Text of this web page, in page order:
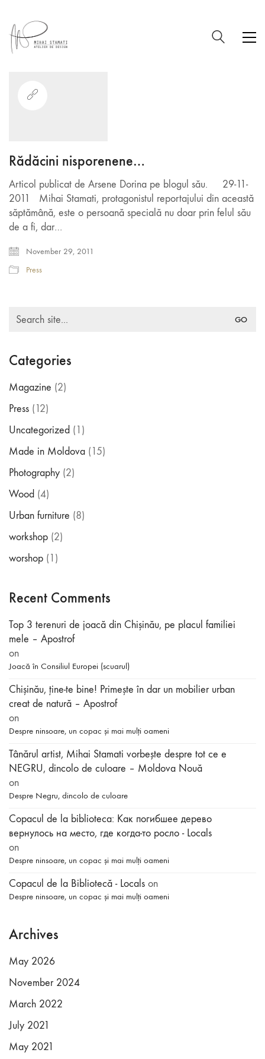
Rădăcini nisporenene…
Articol publicat de Arsene Dorina pe blogul său. 29-11-
2011 Mihai Stamati, protagonistul reportajului din această
săptămână, este o persoană specială nu doar prin felul său
de a fi, dar…
November 29, 2011
Press
Search
Categories
Magazine (2)
Press (12)
Uncategorized (1)
Made in Moldova (15)
Photography (2)
Wood (4)
Urban furniture (8)
workshop (2)
worshop (1)
Recent Comments
Top 3 terenuri de joacă din Chișinău, pe placul familiei
mele – Apostrof
on
Joacă în Consiliul Europei (scuarul)
Chișinău, ține-te bine! Primește în dar un mobilier urban
creat de natură – Apostrof
on
Despre ninsoare, un copac și mai mulți oameni
Tânărul artist, Mihai Stamati vorbeşte despre tot ce e
NEGRU, dincolo de culoare – Moldova Nouă
on
Despre Negru, dincolo de culoare
Copacul de la biblioteca: Как погибшее дерево
вернулось на место, где когда-то росло - Locals
on
Despre ninsoare, un copac și mai mulți oameni
Copacul de la Bibliotecă - Locals on
Despre ninsoare, un copac și mai mulți oameni
Archives
May 2026
November 2024
March 2022
July 2021
May 2021